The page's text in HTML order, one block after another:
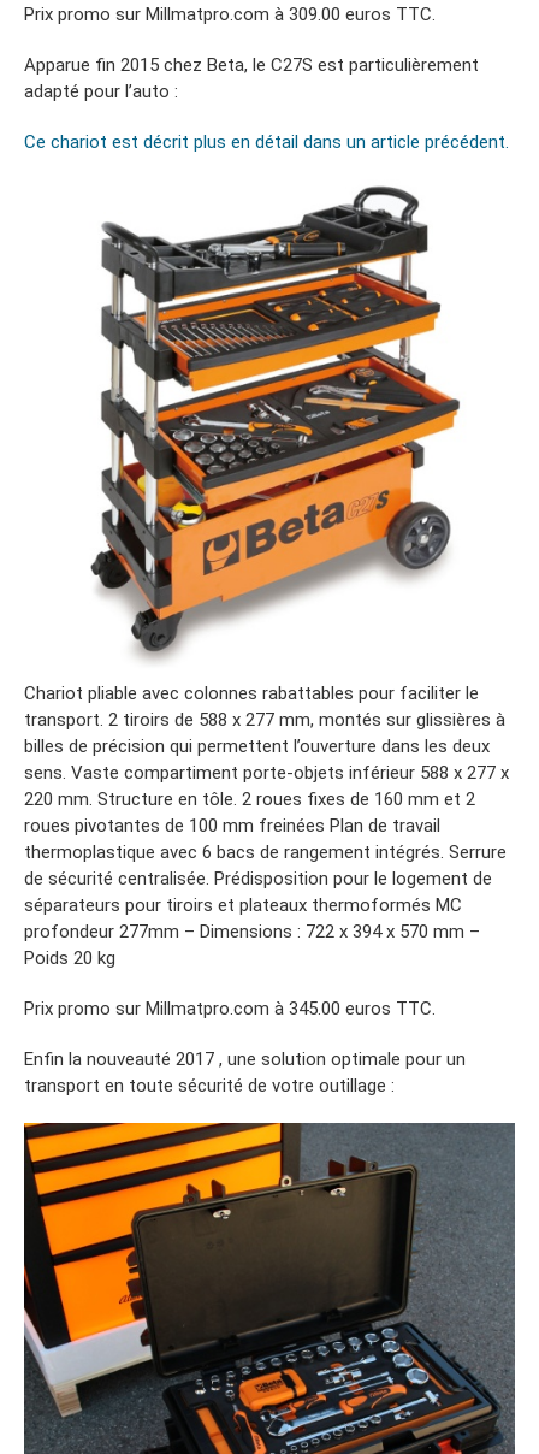
Prix promo sur Millmatpro.com à 309.00 euros TTC.
Apparue fin 2015 chez Beta, le C27S est particulièrement
adapté pour l’auto :
Ce chariot est décrit plus en détail dans un article précédent.
Chariot pliable avec colonnes rabattables pour faciliter le
transport. 2 tiroirs de 588 x 277 mm, montés sur glissières à
billes de précision qui permettent l’ouverture dans les deux
sens. Vaste compartiment porte-objets inférieur 588 x 277 x
220 mm. Structure en tôle. 2 roues fixes de 160 mm et 2
roues pivotantes de 100 mm freinées Plan de travail
thermoplastique avec 6 bacs de rangement intégrés. Serrure
de sécurité centralisée. Prédisposition pour le logement de
séparateurs pour tiroirs et plateaux thermoformés MC
profondeur 277mm – Dimensions : 722 x 394 x 570 mm –
Poids 20 kg
Prix promo sur Millmatpro.com à 345.00 euros TTC.
Enfin la nouveauté 2017 , une solution optimale pour un
transport en toute sécurité de votre outillage :